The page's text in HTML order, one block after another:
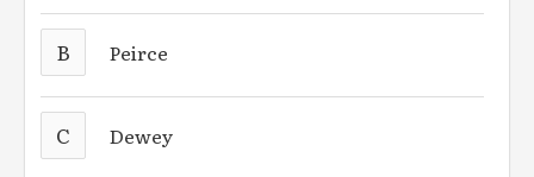
B Peirce
C Dewey